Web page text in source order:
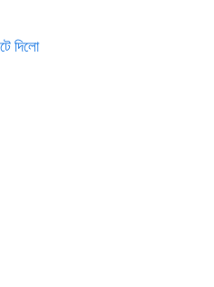
দিলো